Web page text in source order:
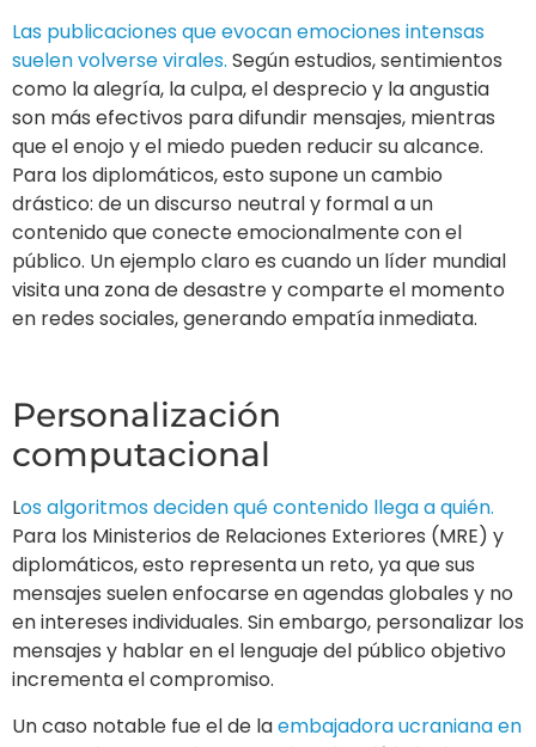
Las publicaciones que evocan emociones intensas
suelen volverse virales. Según estudios, sentimientos
como la alegría, la culpa, el desprecio y la angustia
son más efectivos para difundir mensajes, mientras
que el enojo y el miedo pueden reducir su alcance.
Para los diplomáticos, esto supone un cambio
drástico: de un discurso neutral y formal a un
contenido que conecte emocionalmente con el
público. Un ejemplo claro es cuando un líder mundial
visita una zona de desastre y comparte el momento
en redes sociales, generando empatía inmediata.
Personalización
computacional
Los algoritmos deciden qué contenido llega a quién.
Para los Ministerios de Relaciones Exteriores (MRE) y
diplomáticos, esto representa un reto, ya que sus
mensajes suelen enfocarse en agendas globales y no
en intereses individuales. Sin embargo, personalizar los
mensajes y hablar en el lenguaje del público objetivo
incrementa el compromiso.
Un caso notable fue el de laembajadora ucraniana en